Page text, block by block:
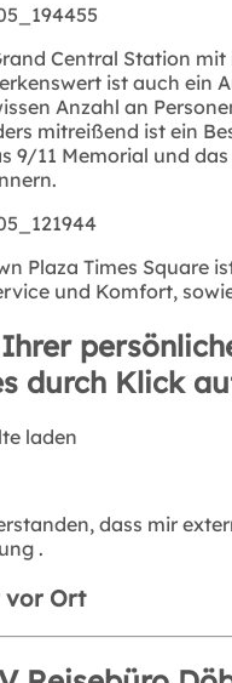
Central Station
ist auch
Anzahl an
mitreißend ist ein
9/11 Memorial und
Plaza Times Square
und Komfort,
durch Klick
laden
dass mir
.
vor Ort